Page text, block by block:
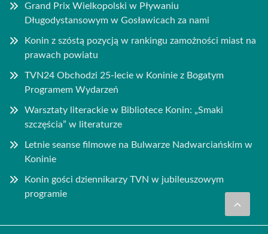
Grand Prix Wielkopolski w Pływaniu
Długodystansowym w Gosławicach za nami
Konin z szóstą pozycją w rankingu zamożności miast na
prawach powiatu
TVN24 Obchodzi 25-lecie w Koninie z Bogatym
Programem Wydarzeń
Warsztaty literackie w Bibliotece Konin: „Smaki
szczęścia” w literaturze
Letnie seanse filmowe na Bulwarze Nadwarciańskim w
Koninie
Konin gości dziennikarzy TVN w jubileuszowym
programie